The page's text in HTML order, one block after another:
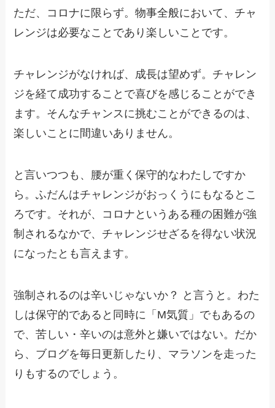
ただ、コロナに限らず。物事全般において、チャ
レンジは必要なことであり楽しいことです。
チャレンジがなければ、成長は望めず。チャレン
ジを経て成功することで喜びを感じることができ
ます。そんなチャンスに挑むことができるのは、
楽しいことに間違いありません。
と言いつつも、腰が重く保守的なわたしですか
ら。ふだんはチャレンジがおっくうにもなるとこ
ろです。それが、コロナというある種の困難が強
制されるなかで、チャレンジせざるを得ない状況
になったとも言えます。
強制されるのは辛いじゃないか？ と言うと。わた
しは保守的であると同時に「M気質」でもあるの
で、苦しい・辛いのは意外と嫌いではない。だか
ら、ブログを毎日更新したり、マラソンを走った
りもするのでしょう。